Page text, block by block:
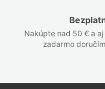
Nakúpte nad 50 € a
zadarmo